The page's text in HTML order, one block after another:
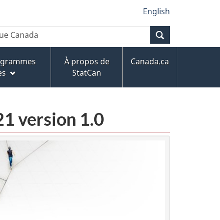
English
À propos de
StatCan
Canada.ca
version 1.0